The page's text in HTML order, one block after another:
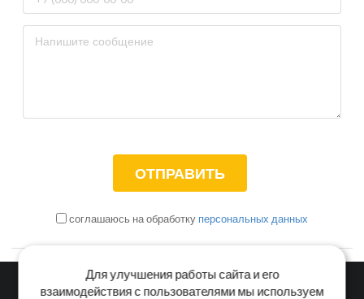
соглашаюсь на обработку персональных данных
Для улучшения работы сайта и его
взаимодействия с пользователями мы используем